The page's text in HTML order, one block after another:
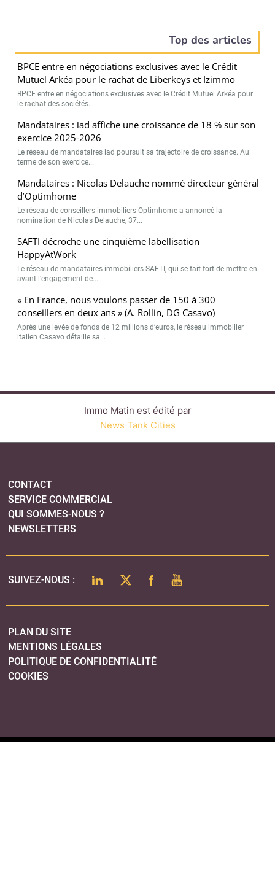
Top des articles
BPCE entre en négociations exclusives avec le Crédit
Mutuel Arkéa pour le rachat de Liberkeys et Izimmo
BPCE entre en négociations exclusives avec le Crédit Mutuel Arkéa pour
le rachat des sociétés...
Mandataires : iad affiche une croissance de 18 % sur son
exercice 2025-2026
Le réseau de mandataires iad poursuit sa trajectoire de croissance. Au
terme de son exercice...
Mandataires : Nicolas Delauche nommé directeur général
d’Optimhome
Le réseau de conseillers immobiliers Optimhome a annoncé la
nomination de Nicolas Delauche, 37...
SAFTI décroche une cinquième labellisation
HappyAtWork
Le réseau de mandataires immobiliers SAFTI, qui se fait fort de mettre en
avant l’engagement de...
« En France, nous voulons passer de 150 à 300
conseillers en deux ans » (A. Rollin, DG Casavo)
Après une levée de fonds de 12 millions d’euros, le réseau immobilier
italien Casavo détaille sa...
Immo Matin est édité par
News Tank Cities
CONTACT
SERVICE COMMERCIAL
QUI SOMMES-NOUS ?
NEWSLETTERS
SUIVEZ-NOUS : LINKEDINTWITTERFACEBOOK
YOUTUBE
PLAN DU SITE
MENTIONS LÉGALES
POLITIQUE DE CONFIDENTIALITÉ
COOKIES